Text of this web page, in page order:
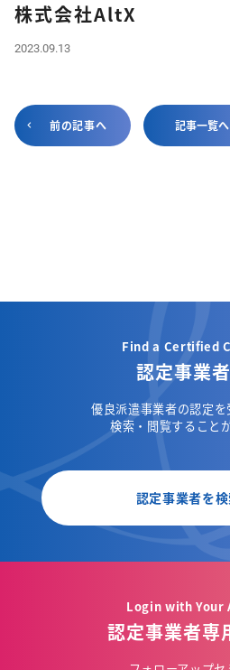
株式会社AltX
2023.09.13
前の記事へ 記事一覧へ
Find a Certified
認定事業
優良派遣事業者の認定
検索・閲覧すること
認定事業者を
Login with Your
認定事業者専